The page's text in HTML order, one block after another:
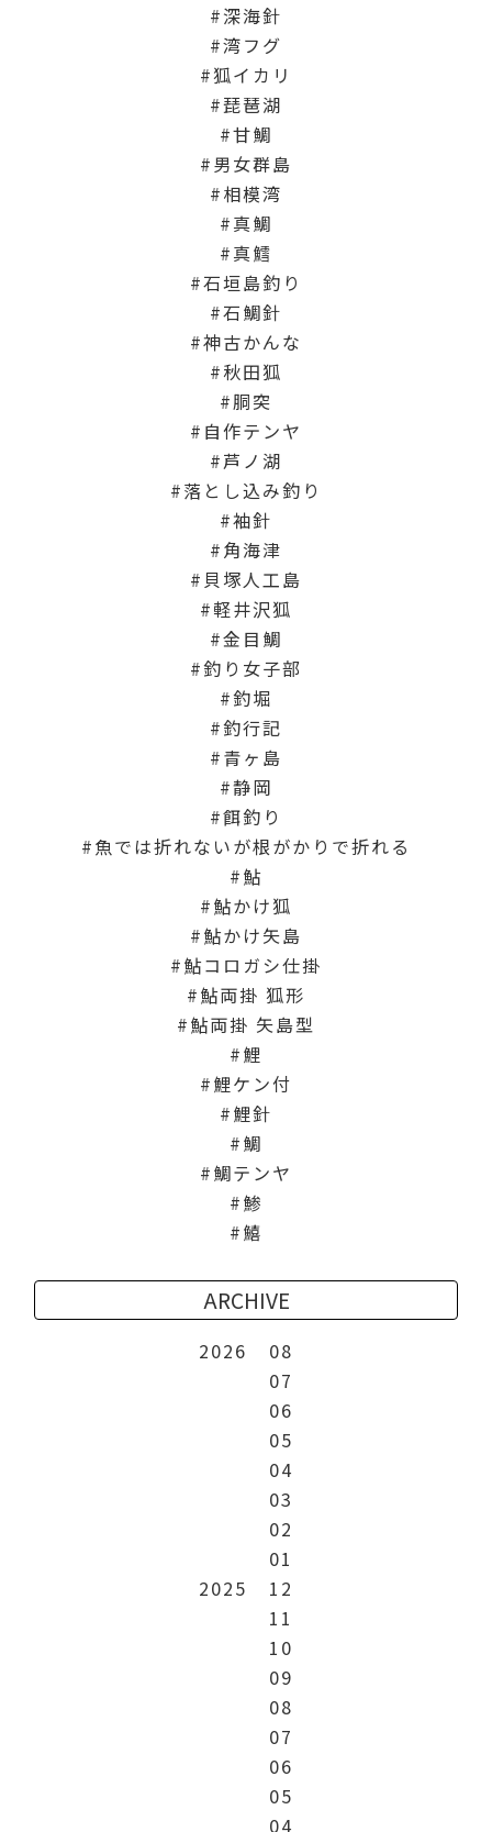
深海針
湾フグ
狐イカリ
琵琶湖
甘鯛
男女群島
相模湾
真鯛
真鱈
石垣島釣り
石鯛針
神古かんな
秋田狐
胴突
自作テンヤ
芦ノ湖
落とし込み釣り
袖針
角海津
貝塚人工島
軽井沢狐
金目鯛
釣り女子部
釣堀
釣行記
青ヶ島
静岡
餌釣り
魚では折れないが根がかりで折れる
鮎
鮎かけ狐
鮎かけ矢島
鮎コロガシ仕掛
鮎両掛 狐形
鮎両掛 矢島型
鯉
鯉ケン付
鯉針
鯛
鯛テンヤ
鯵
鱚
ARCHIVE
2026
08
07
06
05
04
03
02
01
2025
12
11
10
09
08
07
06
05
04